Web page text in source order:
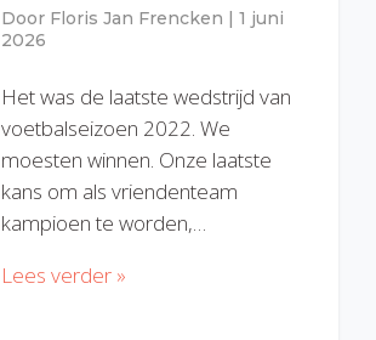
Door Floris Jan Frencken | 1 juni
2026
Het was de laatste wedstrijd van
voetbalseizoen 2022. We
moesten winnen. Onze laatste
kans om als vriendenteam
kampioen te worden,…
Lees verder »